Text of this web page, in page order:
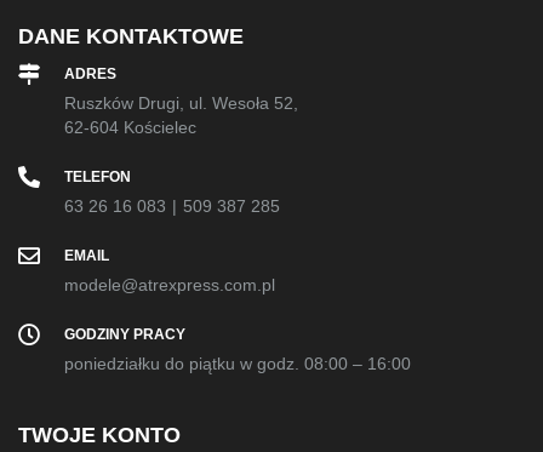
DANE KONTAKTOWE
ADRES
Ruszków Drugi, ul. Wesoła 52,
62-604 Kościelec
TELEFON
63 26 16 083 | 509 387 285
EMAIL
modele@atrexpress.com.pl
GODZINY PRACY
poniedziałku do piątku w godz. 08:00 – 16:00
TWOJE KONTO